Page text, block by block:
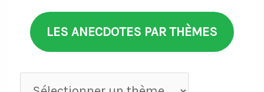
LES ANECDOTES PAR THÈMES
Anecdotes